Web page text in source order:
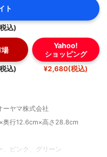
ト
込)
場
込)
Yahoo!
ショッピング
¥2,680(税込)
ーヤマ株式会社
奥行12.6cm×高さ28.8cm
、ピンク、グリーン